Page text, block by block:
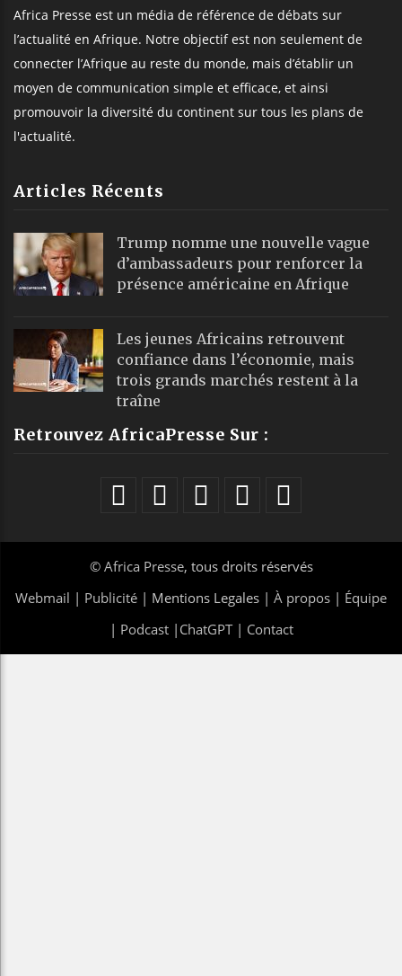
Africa Presse est un média de référence de débats sur
l’actualité en Afrique. Notre objectif est non seulement de
connecter l’Afrique au reste du monde, mais d’établir un
moyen de communication simple et efficace, et ainsi
promouvoir la diversité du continent sur tous les plans de
l'actualité.
Articles Récents
Trump nomme une nouvelle vague
d’ambassadeurs pour renforcer la
présence américaine en Afrique
Les jeunes Africains retrouvent
confiance dans l’économie, mais
trois grands marchés restent à la
traîne
Retrouvez AfricaPresse Sur :
© Africa Presse, tous droits réservés
Webmail | Publicité | Mentions Legales | À propos | Équipe
| Podcast| ChatGPT| Contact